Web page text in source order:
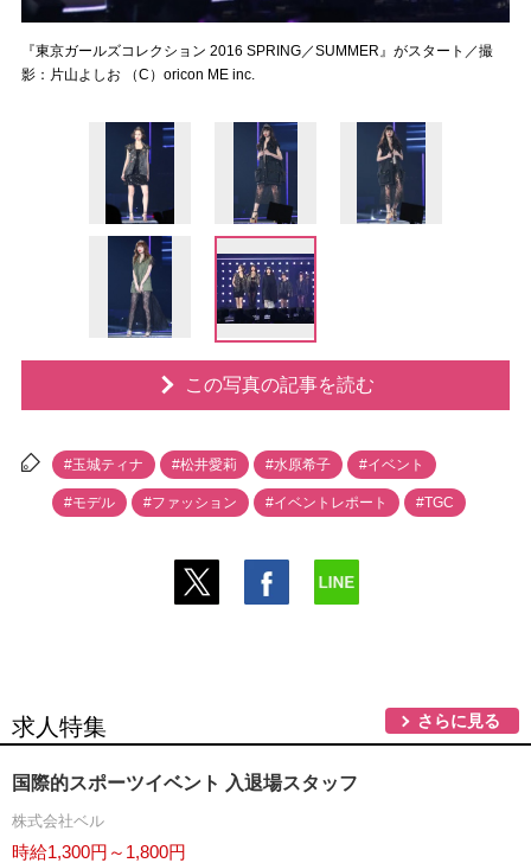
『東京ガールズコレクション 2016 SPRING／SUMMER』がスタート／撮
影：片山よしお （C）oricon ME inc.
この写真の記事を読む
#玉城ティナ #松井愛莉 #水原希子 #イベント
#モデル #ファッション #イベントレポート #TGC
求人特集 さらに見る
国際的スポーツイベント 入退場スタッフ
株式会社ベル
時給1,300円～1,800円